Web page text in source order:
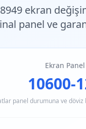
ekran
panel ve
Ekran Panel
10600-
panel durumuna ve